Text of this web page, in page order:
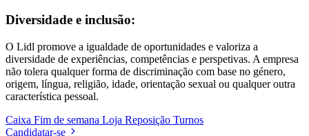
Diversidade e inclusão:
O Lidl promove a igualdade de oportunidades e valoriza a
diversidade de experiências, competências e perspetivas. A empresa
não tolera qualquer forma de discriminação com base no género,
origem, língua, religião, idade, orientação sexual ou qualquer outra
característica pessoal.
Caixa Fim de semana Loja Reposição Turnos
Candidatar-se